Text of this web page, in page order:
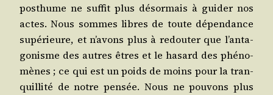
post­hume ne suf­fit plus désor­mais à gui­der nos
actes. Nous sommes libres de toute dépen­dance
supé­rieure, et n’a­vons plus à redou­ter que l’an­ta­
go­nisme des autres êtres et le hasard des phé­no­
mènes ; ce qui est un poids de moins pour la tran­
quilli­té de notre pen­sée. Nous ne pou­vons plus